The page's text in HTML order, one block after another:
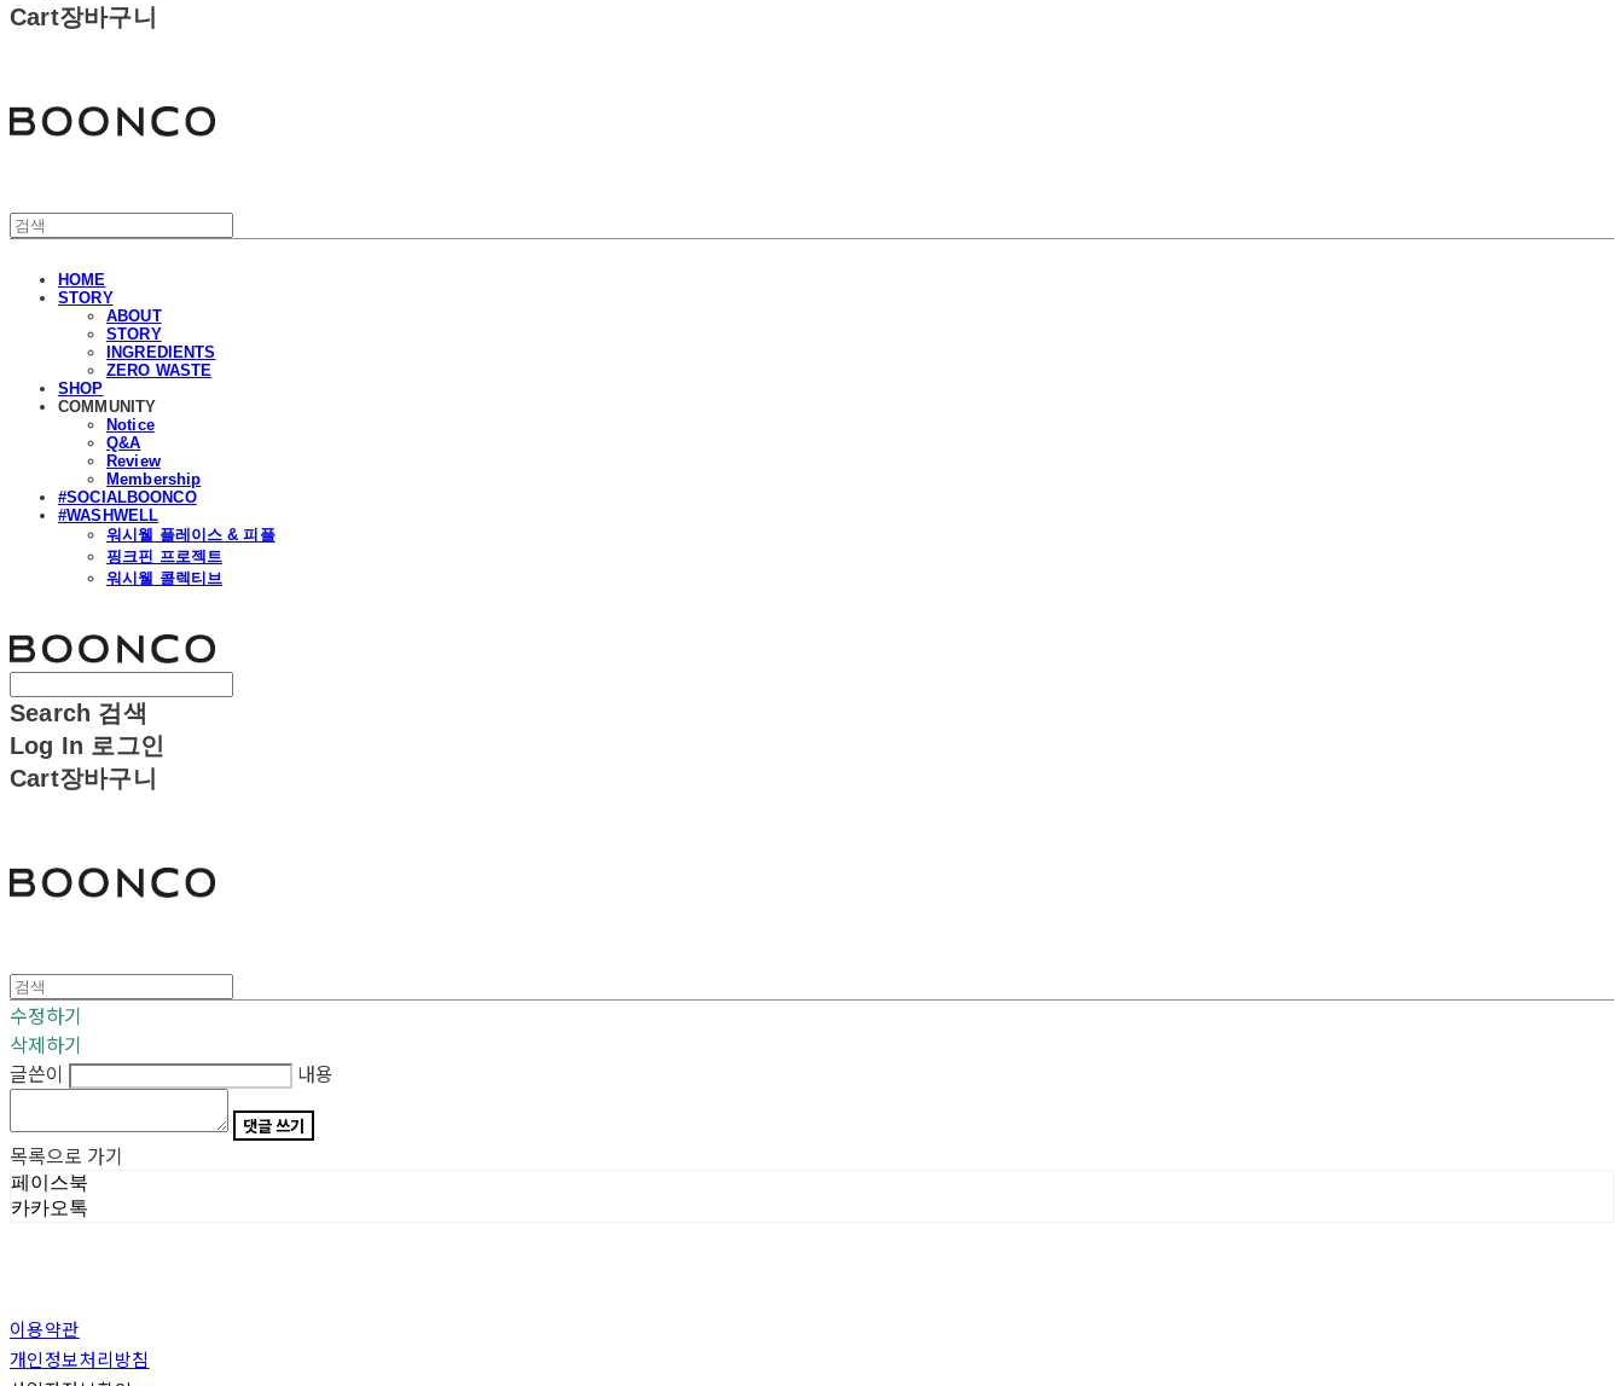
Cart장바구니
HOME
STORY
ABOUT
STORY
INGREDIENTS
ZERO WASTE
SHOP
COMMUNITY
Notice
Q&A
Review
Membership
#SOCIALBOONCO
#WASHWELL
워시웰 플레이스 & 피플
핑크핀 프로젝트
워시웰 콜렉티브
Search 검색
Log In 로그인
Cart장바구니
수정하기
삭제하기
글쓴이
내용
댓글 쓰기
목록으로 가기
페이스북
카카오톡
이용약관
개인정보처리방침